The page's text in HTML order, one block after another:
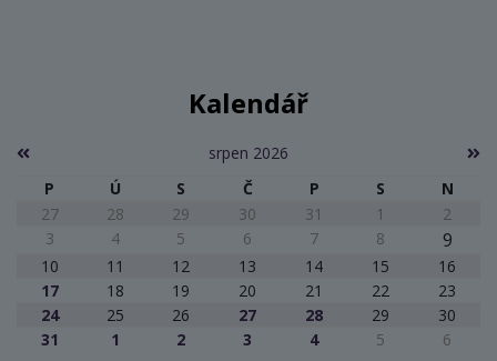
Kalendář
srpen 2026
P
Ú S Č P S
N
27
28 29 30 31 1
2
3
4 5 6 7 8 9
10 11 12 13 14 15
16
17
18 19 20 21 22
23
24
25 26 27 28 29
30
31
1 2 3 4 5 6